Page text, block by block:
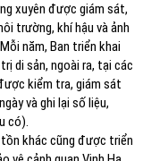
xuyên được giám sát,
trường, khí hậu và ảnh
năm, Ban triển khai
di sản, ngoài ra, tại các
kiểm tra, giám sát
và ghi lại số liệu,
có).
tồn khác cũng được triển